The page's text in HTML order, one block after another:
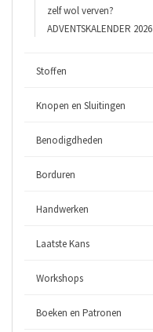
zelf wol verven?
ADVENTSKALENDER 2026
Stoffen
Knopen en Sluitingen
Benodigdheden
Borduren
Handwerken
Laatste Kans
Workshops
Boeken en Patronen